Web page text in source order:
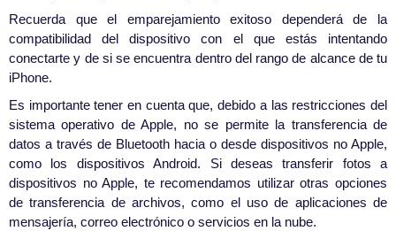
Recuerda que el emparejamiento exitoso dependerá de la
compatibilidad del dispositivo con el que estás intentando
conectarte y de si se encuentra dentro del rango de alcance de tu
iPhone.
Es importante tener en cuenta que, debido a las restricciones del
sistema operativo de Apple, no se permite la transferencia de
datos a través de Bluetooth hacia o desde dispositivos no Apple,
como los dispositivos Android. Si deseas transferir fotos a
dispositivos no Apple, te recomendamos utilizar otras opciones
de transferencia de archivos, como el uso de aplicaciones de
mensajería, correo electrónico o servicios en la nube.